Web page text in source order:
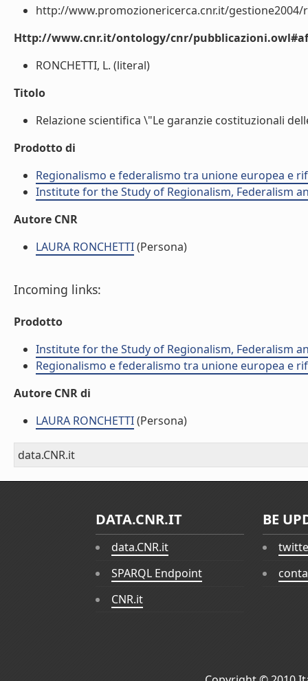
http://www.promozionericerca.cnr.it/gestione2004/
Http://www.cnr.it/ontology/cnr/
RONCHETTI, L. (literal)
Titolo
Relazione scientifica \"Le garanzie costituzionali
Prodotto di
Regionalismo e federalismo tra unione europea e
Institute for the Study of Regionalism, Federalism
Autore CNR
LAURA RONCHETTI(Persona)
Incoming links:
Prodotto
Institute for the Study of Regionalism, Federalism
Regionalismo e federalismo tra unione europea e
Autore CNR di
LAURA RONCHETTI(Persona)
data.CNR.it
DATA.CNR.IT
data.CNR.it
SPARQL Endpoint
CNR.it
BE